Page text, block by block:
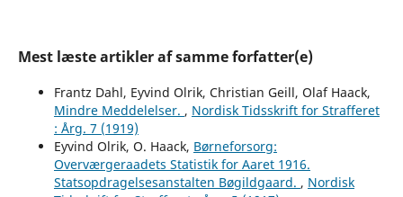
Mest læste artikler af samme forfatter(e)
Frantz Dahl, Eyvind Olrik, Christian Geill, Olaf Haack,
Mindre Meddelelser. , Nordisk Tidsskrift for Strafferet
: Årg. 7 (1919)
Eyvind Olrik, O. Haack, Børneforsorg:
Overværgeraadets Statistik for Aaret 1916.
Statsopdragelsesanstalten Bøgildgaard. , Nordisk